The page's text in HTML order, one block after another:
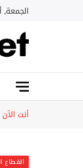
الجمعة,
أنت
القطاع